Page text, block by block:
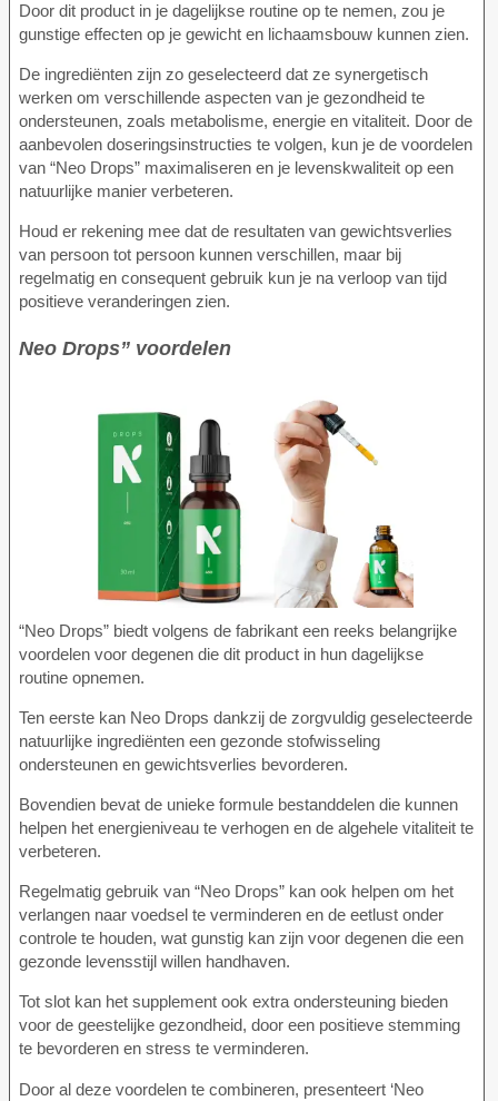
Door dit product in je dagelijkse routine op te nemen, zou je
gunstige effecten op je gewicht en lichaamsbouw kunnen zien.
De ingrediënten zijn zo geselecteerd dat ze synergetisch
werken om verschillende aspecten van je gezondheid te
ondersteunen, zoals metabolisme, energie en vitaliteit. Door de
aanbevolen doseringsinstructies te volgen, kun je de voordelen
van “Neo Drops” maximaliseren en je levenskwaliteit op een
natuurlijke manier verbeteren.
Houd er rekening mee dat de resultaten van gewichtsverlies
van persoon tot persoon kunnen verschillen, maar bij
regelmatig en consequent gebruik kun je na verloop van tijd
positieve veranderingen zien.
Neo Drops” voordelen
“Neo Drops” biedt volgens de fabrikant een reeks belangrijke
voordelen voor degenen die dit product in hun dagelijkse
routine opnemen.
Ten eerste kan Neo Drops dankzij de zorgvuldig geselecteerde
natuurlijke ingrediënten een gezonde stofwisseling
ondersteunen en gewichtsverlies bevorderen.
Bovendien bevat de unieke formule bestanddelen die kunnen
helpen het energieniveau te verhogen en de algehele vitaliteit te
verbeteren.
Regelmatig gebruik van “Neo Drops” kan ook helpen om het
verlangen naar voedsel te verminderen en de eetlust onder
controle te houden, wat gunstig kan zijn voor degenen die een
gezonde levensstijl willen handhaven.
Tot slot kan het supplement ook extra ondersteuning bieden
voor de geestelijke gezondheid, door een positieve stemming
te bevorderen en stress te verminderen.
Door al deze voordelen te combineren, presenteert ‘Neo